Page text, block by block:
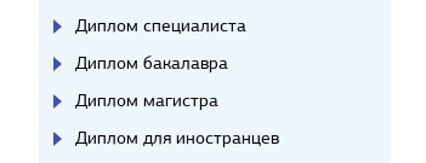
Диплом специалиста
Диплом бакалавра
Диплом магистра
Диплом для иностранцев